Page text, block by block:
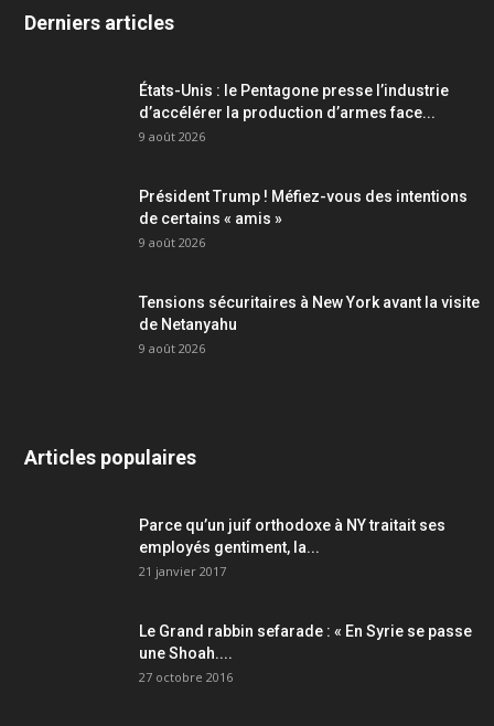
Derniers articles
États-Unis : le Pentagone presse l’industrie
d’accélérer la production d’armes face...
9 août 2026
Président Trump ! Méfiez-vous des intentions
de certains « amis »
9 août 2026
Tensions sécuritaires à New York avant la visite
de Netanyahu
9 août 2026
Articles populaires
Parce qu’un juif orthodoxe à NY traitait ses
employés gentiment, la...
21 janvier 2017
Le Grand rabbin sefarade : « En Syrie se passe
une Shoah....
27 octobre 2016